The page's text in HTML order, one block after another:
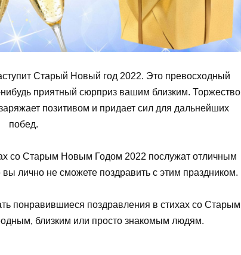
Старый Новый год 2022. Это превосходный
нибудь приятный сюрприз вашим близким. Торжество
позитивом и придает сил для дальнейших
побед.
со Старым Новым Годом 2022 послужат отличным
лично не сможете поздравить с этим праздником.
понравившиеся поздравления в стихах со Старым
близким или просто знакомым людям.